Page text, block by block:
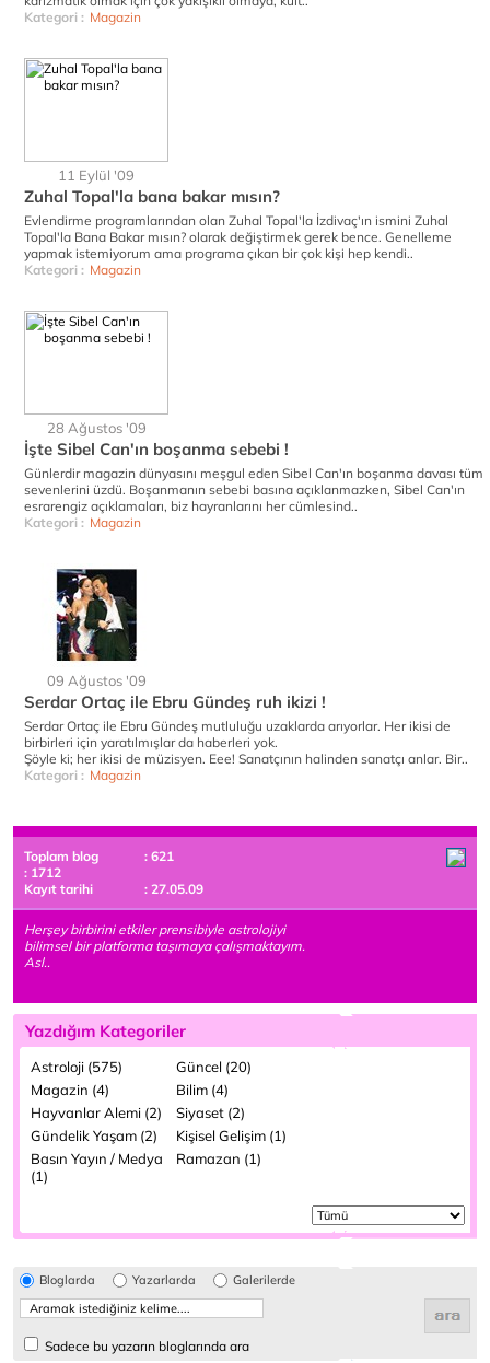
Kategori : Magazin
11 Eylül '09
Zuhal Topal'la bana bakar mısın?
Evlendirme programlarından olan Zuhal Topal'la İzdivaç'ın ismini Zuhal
Topal'la Bana Bakar mısın? olarak değiştirmek gerek bence. Genelleme
yapmak istemiyorum ama programa çıkan bir çok kişi hep kendi..
Kategori : Magazin
28 Ağustos '09
İşte Sibel Can'ın boşanma sebebi !
Günlerdir magazin dünyasını meşgul eden Sibel Can'ın boşanma davası tüm
sevenlerini üzdü. Boşanmanın sebebi basına açıklanmazken, Sibel Can'ın
esrarengiz açıklamaları, biz hayranlarını her cümlesind..
Kategori : Magazin
09 Ağustos '09
Serdar Ortaç ile Ebru Gündeş ruh ikizi !
Serdar Ortaç ile Ebru Gündeş mutluluğu uzaklarda arıyorlar. Her ikisi de
birbirleri için yaratılmışlar da haberleri yok.
Şöyle ki; her ikisi de müzisyen. Eee! Sanatçının halinden sanatçı anlar. Bir..
Kategori : Magazin
Toplam blog
: 621
: 1712
Kayıt tarihi
: 27.05.09
Herşey birbirini etkiler prensibiyle astrolojiyi
bilimsel bir platforma taşımaya çalışmaktayım.
Asl..
Yazdığım Kategoriler
Astroloji (575)
Güncel (20)
Magazin (4)
Bilim (4)
Hayvanlar Alemi (2)
Siyaset (2)
Gündelik Yaşam (2)
Kişisel Gelişim (1)
Basın Yayın / Medya
(1)
Ramazan (1)
Bloglarda Yazarlarda Galerilerde
Sadece bu yazarın bloglarında ara